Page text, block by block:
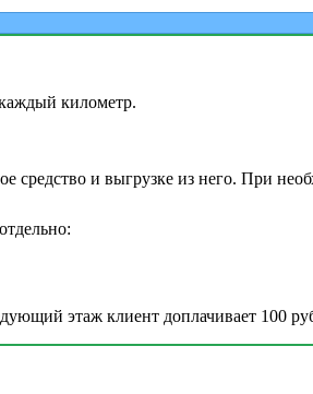
километр.
средство и выгрузке из него. При
этаж клиент доплачивает 100